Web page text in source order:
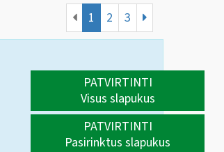
1 2 3
PATVIRTINTI
Visus slapukus
PATVIRTINTI
Pasirinktus slapukus